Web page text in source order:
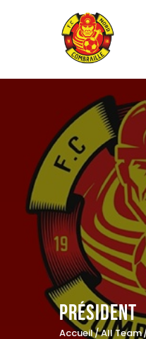
Président
Accueil All Team
Le Club
École de foot
Évènements
Actualités
Contacts